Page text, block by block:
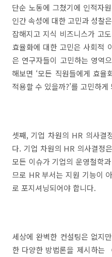
단순 노동에 그쳤기에 인적자
인간 속성에 대한 고민과 성찰
잡해지고 지식 비즈니스가 고
효율화에 대한 고민은 사회적
은 연구자들이 고민하는 영역
해보면 ‘모든 직원들에게 효율
적용할 수 있을까?’를 고민하게
셋째, 기업 차원의 HR 의사결
다. 기업 차원의 HR 의사결정
모든 이슈가 기업의 운영철학
므로 HR 부서는 지원 기능이
로 포지셔닝되어야 합니다.
세상에 완벽한 컨설팅은 없지
한 다양한 방법론을 제시하는